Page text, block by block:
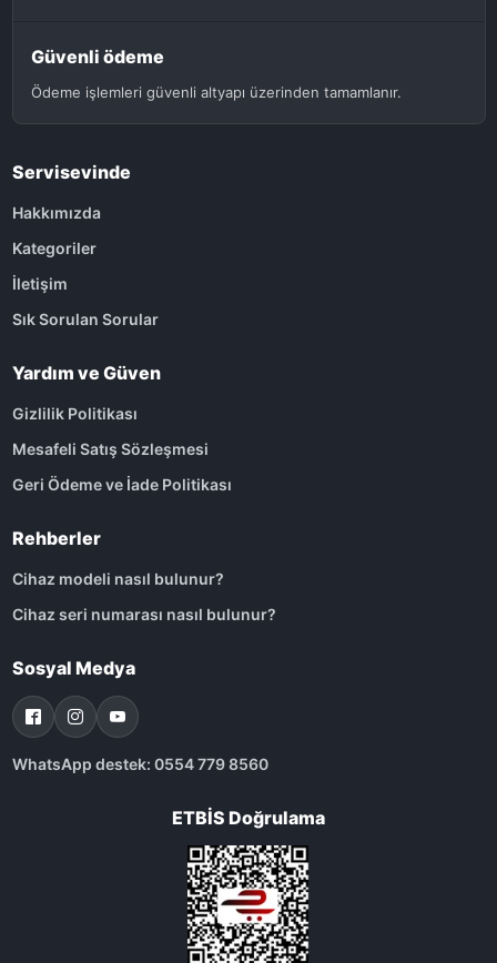
Güvenli ödeme
Ödeme işlemleri güvenli altyapı üzerinden tamamlanır.
Servisevinde
Hakkımızda
Kategoriler
İletişim
Sık Sorulan Sorular
Yardım ve Güven
Gizlilik Politikası
Mesafeli Satış Sözleşmesi
Geri Ödeme ve İade Politikası
Rehberler
Cihaz modeli nasıl bulunur?
Cihaz seri numarası nasıl bulunur?
Sosyal Medya
WhatsApp destek: 0554 779 8560
ETBİS Doğrulama